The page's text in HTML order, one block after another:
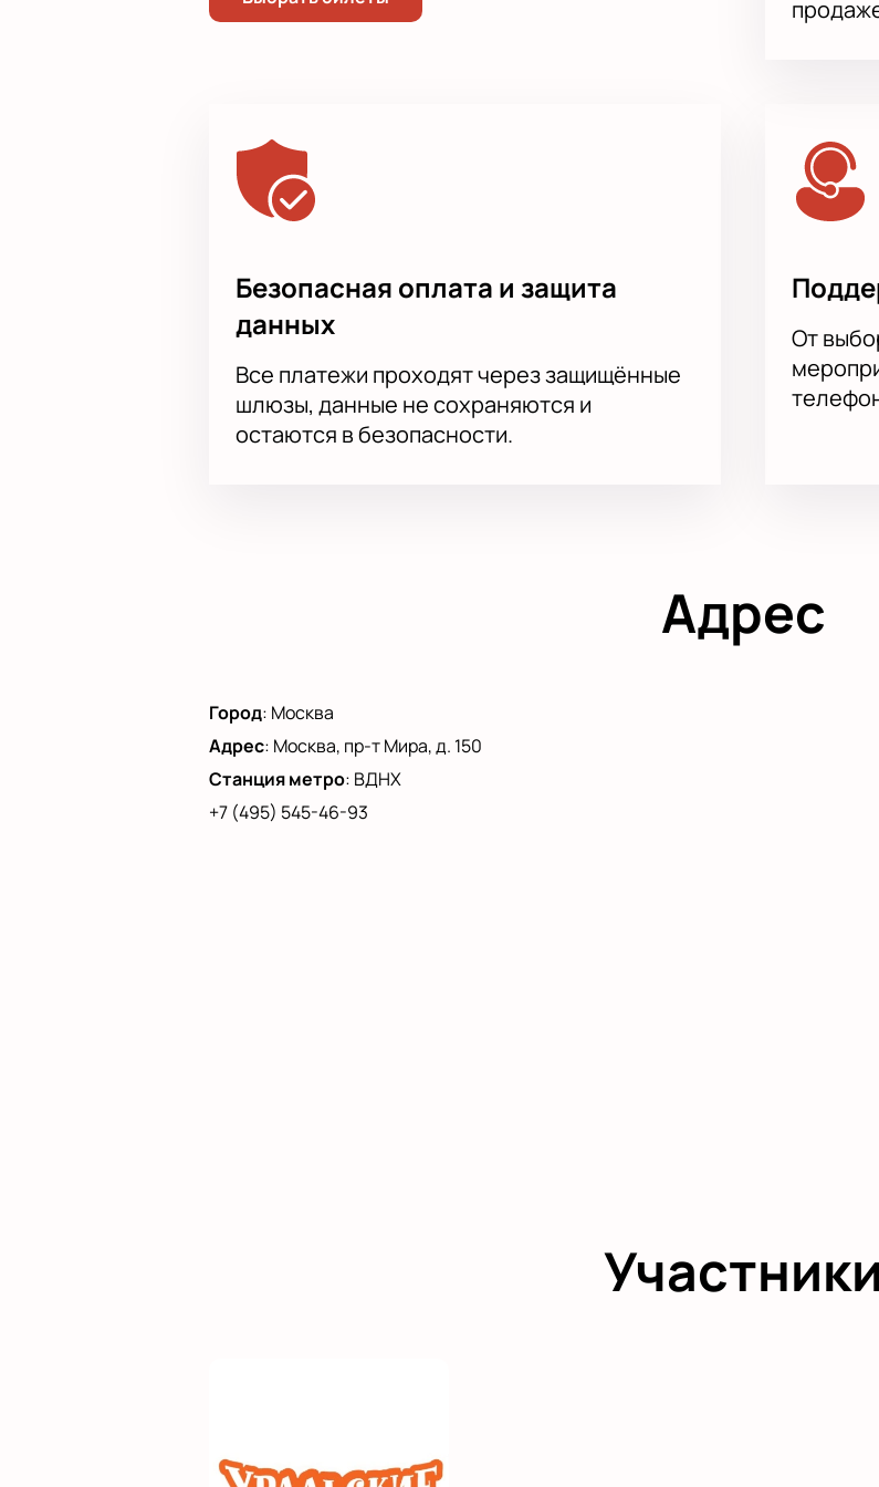
Безопасная оплата и защита
данных
Все платежи проходят через защищённые
шлюзы, данные не сохраняются и
остаются в безопасности.
От
Адрес
Город: Москва
Адрес: Москва, пр-т Мира, д. 150
Станция метро: ВДНХ
+7 (495) 545-46-93
Участники